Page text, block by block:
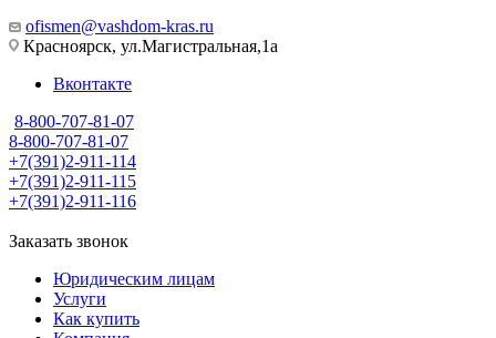
ofismen@vashdom-kras.ru
Красноярск, ул.Магистральная,1а
Вконтакте
8-800-707-81-07
8-800-707-81-07
+7(391)2-911-114
+7(391)2-911-115
+7(391)2-911-116
Заказать звонок
Юридическим лицам
Услуги
Как купить